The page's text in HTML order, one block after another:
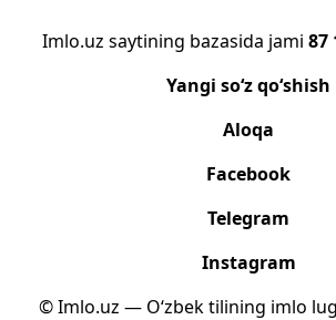
Imlo.uz saytining bazasida jami 87
Yangi so‘z qo‘shish
Aloqa
Facebook
Telegram
Instagram
© Imlo.uz — O‘zbek tilining imlo